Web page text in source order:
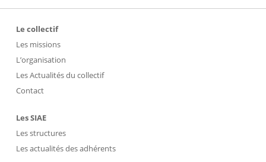
Le collectif
Les missions
L’organisation
Les Actualités du collectif
Contact
Les SIAE
Les structures
Les actualités des adhérents